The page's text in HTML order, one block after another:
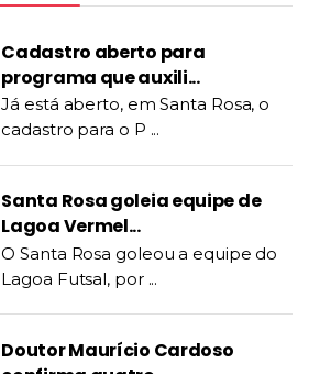
Cadastro aberto para
programa que auxili...
Já está aberto, em Santa Rosa, o
cadastro para o P ...
Santa Rosa goleia equipe de
Lagoa Vermel...
O Santa Rosa goleou a equipe do
Lagoa Futsal, por ...
Doutor Maurício Cardoso